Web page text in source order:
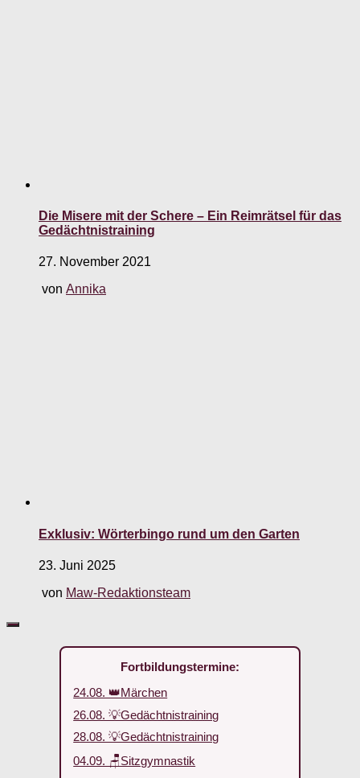
Die Misere mit der Schere – Ein Reimrätsel für das
Gedächtnistraining
27. November 2021
von Annika
Exklusiv: Wörterbingo rund um den Garten
23. Juni 2025
von Maw-Redaktionsteam
Fortbildungstermine:
24.08. 👑Märchen
26.08. 💡Gedächtnistraining
28.08. 💡Gedächtnistraining
04.09. 🪑Sitzgymnastik